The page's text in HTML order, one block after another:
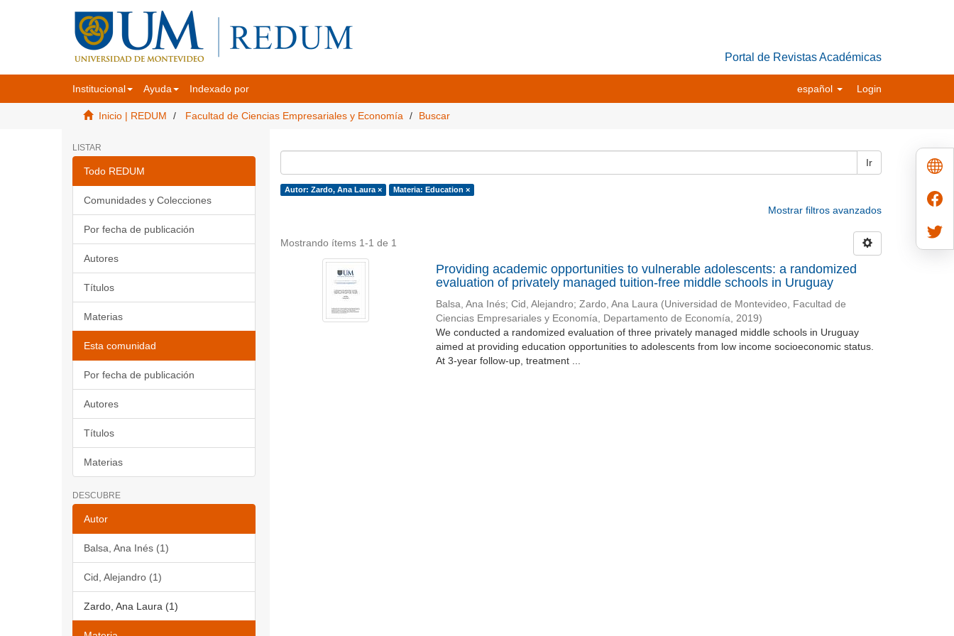
Portal de Revistas Académicas
Institucional Ayuda Indexado por español Login
Inicio | REDUM Facultad de Ciencias Empresariales y Economía Buscar
LISTAR
Todo REDUM
Comunidades y Colecciones
Por fecha de publicación
Autores
Títulos
Materias
Esta comunidad
Por fecha de publicación
Autores
Títulos
Materias
DESCUBRE
Autor
Balsa, Ana Inés (1)
Cid, Alejandro (1)
Zardo, Ana Laura (1)
Ir
Autor: Zardo, Ana Laura × Materia: Education ×
Mostrar filtros avanzados
Mostrando ítems 1-1 de 1
Providing academic opportunities to vulnerable adolescents: a randomized
evaluation of privately managed tuition-free middle schools in Uruguay
Balsa, Ana Inés; Cid, Alejandro; Zardo, Ana Laura (Universidad de Montevideo, Facultad de
Ciencias Empresariales y Economía, Departamento de Economía, 2019)
We conducted a randomized evaluation of three privately managed middle schools in Uruguay
aimed at providing education opportunities to adolescents from low income socioeconomic status.
At 3-year follow-up, treatment ...